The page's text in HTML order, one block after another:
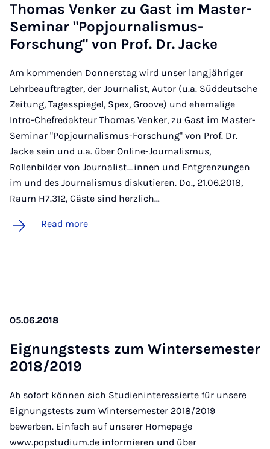
Thomas Ven­ker zu Gast im Mas­ter-
Sem­in­ar "Pop­journ­al­is­mus-
Forschung" von Prof. Dr. Jacke
Am kommenden Donnerstag wird unser langjähriger
Lehrbeauftragter, der Journalist, Autor (u.a. Süddeutsche
Zeitung, Tagesspiegel, Spex, Groove) und ehemalige
Intro-Chefredakteur Thomas Venker, zu Gast im Master-
Seminar "Popjournalismus-Forschung" von Prof. Dr.
Jacke sein und u.a. über Online-Journalismus,
Rollenbilder von Journalist_innen und Entgrenzungen
im und des Journalismus diskutieren. Do., 21.06.2018,
Raum H7.312, Gäste sind herzlich…
Read more
05.06.2018
Eignung­st­ests zum Win­tersemester
2018/2019
Ab sofort können sich Studieninteressierte für unsere
Eignungstests zum Wintersemester 2018/2019
bewerben. Einfach auf unserer Homepage
www.popstudium.de informieren und über